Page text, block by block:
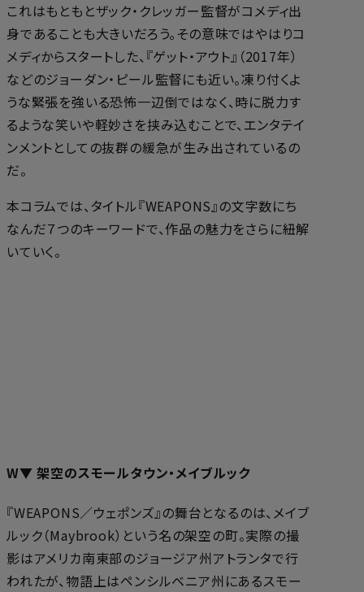
これはもともとザック・クレッガー監督がコメディ出
身であることも大きいだろう。その意味ではやはりコ
メディからスタートした、『ゲット・アウト』（2017年）
などのジョーダン・ピール監督にも近い。凍り付くよ
うな緊張を強いる恐怖一辺倒ではなく、時に脱力す
るような笑いや軽妙さを挟み込むことで、エンタテイ
ンメントとしての抜群の緩急が生み出されているの
だ。
本コラムでは、タイトル『WEAPONS』の文字数にち
なんだ７つのキーワードで、作品の魅力をさらに紐解
いていく。
W▼ 架空のスモールタウン・メイブルック
『WEAPONS／ウェポンズ』の舞台となるのは、メイブ
ルック（Maybrook）という名の架空の町。実際の撮
影はアメリカ南東部のジョージア州アトランタで行
われたが、物語上はペンシルベニア州にあるスモー